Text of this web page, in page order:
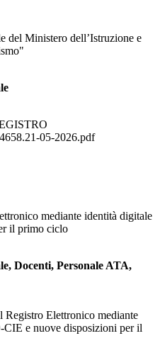
del Ministero dell’Istruzione e
05-2026.pdf
mediante identità digitale
il primo ciclo
Docenti, Personale ATA,
Registro Elettronico mediante
e nuove disposizioni per il